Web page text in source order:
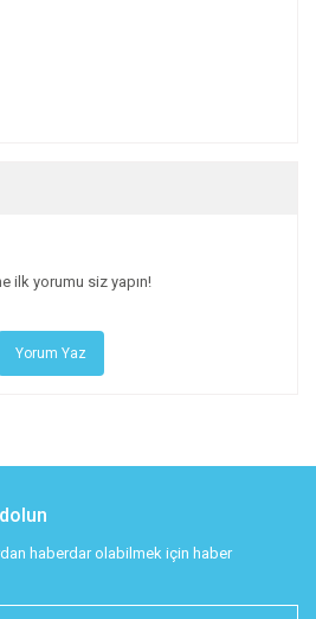
ilk yorumu siz yapın!
Yorum Yaz
haberdar olabilmek için haber